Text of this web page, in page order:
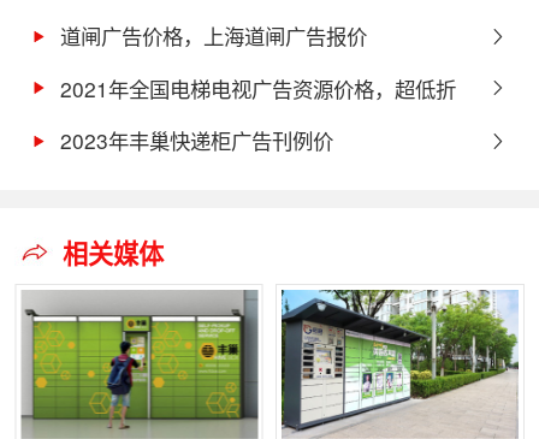
道闸广告价格，上海道闸广告报价
2021年全国电梯电视广告资源价格，超低折
扣！
2023年丰巢快递柜广告刊例价
相关媒体